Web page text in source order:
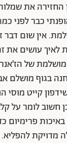
החזירה את
כבר לפני
אין שום דבר
עושים את
של
בגוף מושלם
קייט
לומר על
פרימיום
מדויקת להפליא.